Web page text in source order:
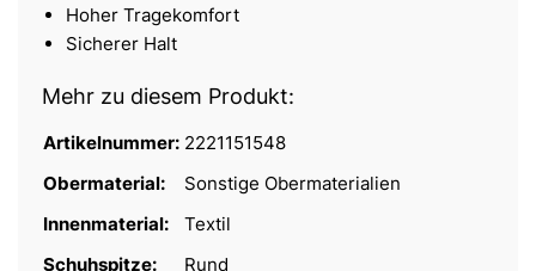
Hoher Tragekomfort
Sicherer Halt
Mehr zu diesem Produkt:
Artikelnummer: 2221151548
Obermaterial:
Sonstige Obermaterialien
Innenmaterial:
Textil
Schuhspitze:
Rund